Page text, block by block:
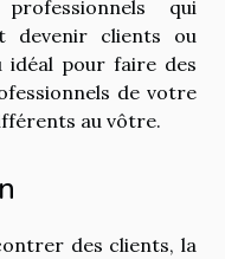
qui
devenir clients ou
idéal pour faire des
de votre
au vôtre.
des clients, la